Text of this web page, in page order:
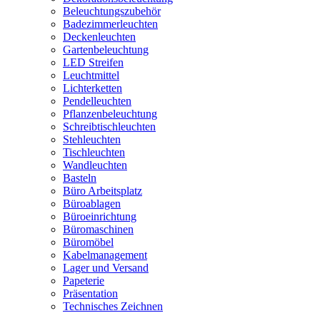
Beleuchtungszubehör
Badezimmerleuchten
Deckenleuchten
Gartenbeleuchtung
LED Streifen
Leuchtmittel
Lichterketten
Pendelleuchten
Pflanzenbeleuchtung
Schreibtischleuchten
Stehleuchten
Tischleuchten
Wandleuchten
Basteln
Büro Arbeitsplatz
Büroablagen
Büroeinrichtung
Büromaschinen
Büromöbel
Kabelmanagement
Lager und Versand
Papeterie
Präsentation
Technisches Zeichnen